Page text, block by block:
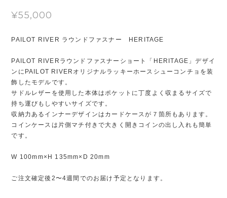
¥55,000
PAILOT RIVER ラウンドファスナー HERITAGE
PAILOT RIVERラウンドファスナーショート「HERITAGE」デザイ
ンにPAILOT RIVERオリジナルラッキーホースシューコンチョを装
飾したモデルです。
サドルレザーを使用した本体はポケットに丁度よく収まるサイズで
持ち運びもしやすいサイズです。
収納力あるインナーデザインはカードケースが７箇所もあります。
コインケースは片側マチ付きで大きく開きコインの出し入れも簡単
です。
W 100mm×H 135mm×D 20mm
ご注文確定後2〜4週間でのお届け予定となります。